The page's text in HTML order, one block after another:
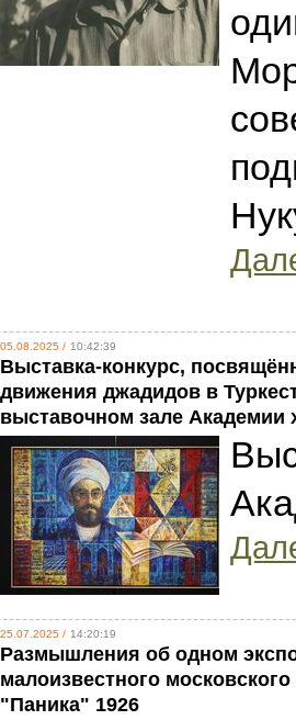
05.08.2025 / 10:42:39
Выставка-конкурс,
движения джадидов в
выставочном зале Академии
25.07.2025 / 14:20:19
Размышления об одном
малоизвестного
"Паника" 1926